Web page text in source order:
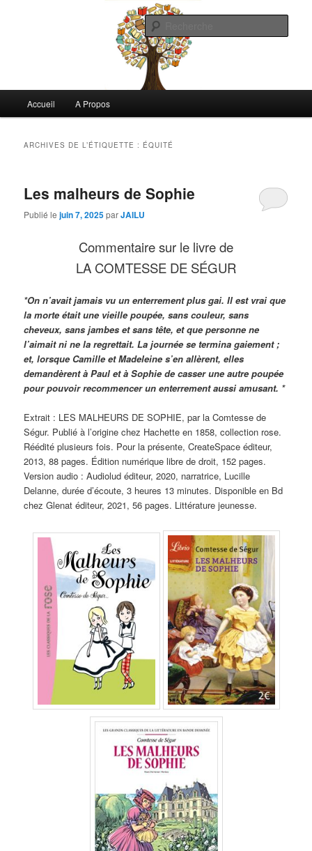
Commentaires littéraires en tout genre
principal
Accueil A Propos
ARCHIVES DE L’ÉTIQUETTE : ÉQUITÉ
Les malheurs de Sophie
Publié lejuin 7, 2025parJAILU
Commentaire sur le livre de
LA COMTESSE DE SÉGUR
*On n’avait jamais vu un enterrement plus gai. Il est vrai que
la morte était une vieille poupée, sans couleur, sans
cheveux, sans jambes et sans tête, et que personne ne
l’aimait ni ne la regrettait. La journée se termina gaiement ;
et, lorsque Camille et Madeleine s’en allèrent, elles
demandèrent à Paul et à Sophie de casser une autre poupée
pour pouvoir recommencer un enterrement aussi amusant. *
Extrait : LES MALHEURS DE SOPHIE, par la Comtesse de
Ségur. Publié à l’origine chez Hachette en 1858, collection rose.
Réédité plusieurs fois. Pour la présente, CreateSpace éditeur,
2013, 88 pages. Édition numérique libre de droit, 152 pages.
Version audio : Audiolud éditeur, 2020, narratrice, Lucille
Delanne, durée d’écoute, 3 heures 13 minutes. Disponible en Bd
chez Glenat éditeur, 2021, 56 pages. Littérature jeunesse.